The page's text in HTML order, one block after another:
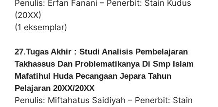
Penulis: Erfan Fanani – Penerbit: Stain Kudus
(20XX)
(1 eksemplar)
27.Tugas Akhir : Studi Analisis Pembelajaran
Takhassus Dan Problematikanya Di Smp Islam
Mafatihul Huda Pecangaan Jepara Tahun
Pelajaran 20XX/20XX
Penulis: Miftahatus Saidiyah – Penerbit: Stain